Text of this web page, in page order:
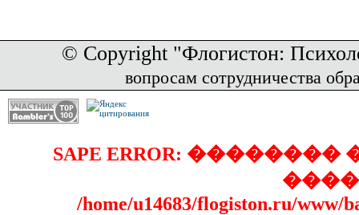
© Copyright "Флогистон:
вопросам сотрудничества
SAPE ERROR:
/home/u14683/flogiston.ru/www/